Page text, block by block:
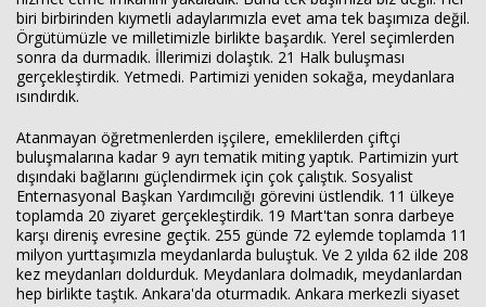
biri birbirinden kıymetli adaylarımızla evet ama tek başımıza değil.
Örgütümüzle ve milletimizle birlikte başardık. Yerel seçimlerden
sonra da durmadık. İllerimizi dolaştık. 21 Halk buluşması
gerçekleştirdik. Yetmedi. Partimizi yeniden sokağa, meydanlara
ısındırdık.
Atanmayan öğretmenlerden işçilere, emeklilerden çiftçi
buluşmalarına kadar 9 ayrı tematik miting yaptık. Partimizin yurt
dışındaki bağlarını güçlendirmek için çok çalıştık. Sosyalist
Enternasyonal Başkan Yardımcılığı görevini üstlendik. 11 ülkeye
toplamda 20 ziyaret gerçekleştirdik. 19 Mart'tan sonra darbeye
karşı direniş evresine geçtik. 255 günde 72 eylemde toplamda 11
milyon yurttaşımızla meydanlarda buluştuk. Ve 2 yılda 62 ilde 208
kez meydanları doldurduk. Meydanlara dolmadık, meydanlardan
hep birlikte taştık. Ankara'da oturmadık. Ankara merkezli siyaset